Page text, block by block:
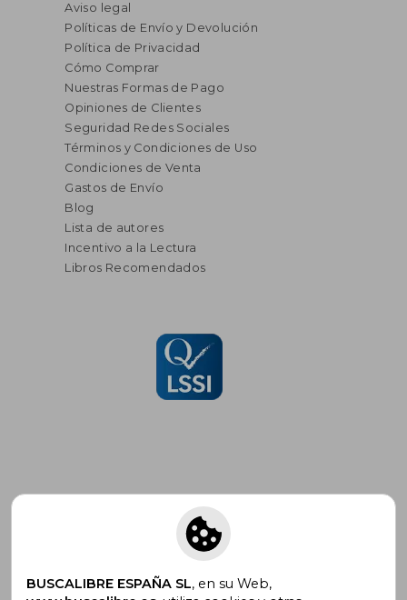
Aviso legal
Políticas de Envío y Devolución
Política de Privacidad
Cómo Comprar
Nuestras Formas de Pago
Opiniones de Clientes
Seguridad Redes Sociales
Términos y Condiciones de Uso
Condiciones de Venta
Gastos de Envío
Blog
Lista de autores
Incentivo a la Lectura
Libros Recomendados
Suscríbete para recibir ofertas y
promociones
BUSCALIBRE ESPAÑA SL, en su Web,